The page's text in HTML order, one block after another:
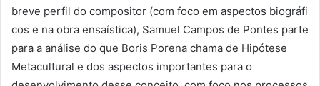
breve perfil do compositor (com foco em aspectos biográfi
cos e na obra ensaística), Samuel Campos de Pontes parte
para a análise do que Boris Porena chama de Hipótese
Metacultural e dos aspectos importantes para o